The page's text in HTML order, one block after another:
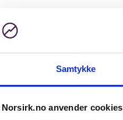
Samtykke
Norsirk.no anvender cookies